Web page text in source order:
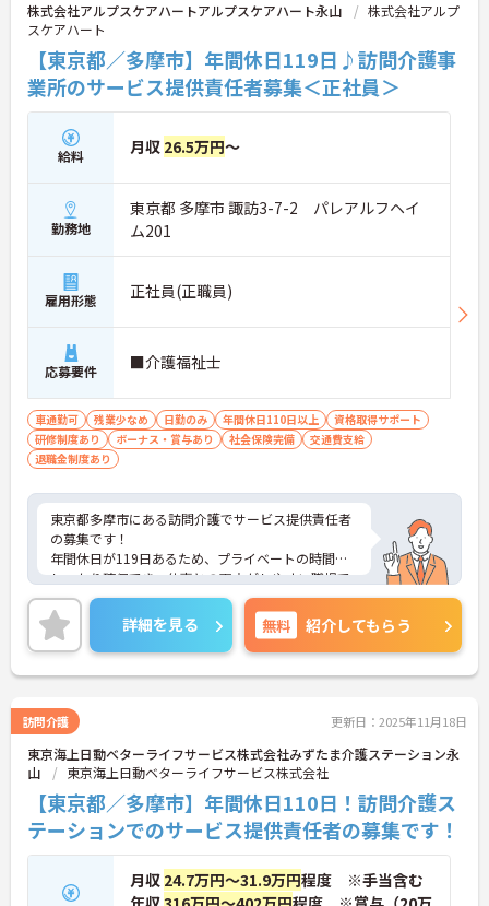
株式会社アルプスケアハートアルプスケアハート永山
株式会社アルプ
スケアハート
【東京都／多摩市】年間休日119日♪訪問介護事
業所のサービス提供責任者募集＜正社員＞
給料 月収 26.5万円～
勤務地
東京都 多摩市 諏訪3-7-2 パレアルフヘイ
ム201
雇用形態 正社員(正職員)
応募要件 ■介護福祉士
車通勤可 残業少なめ 日勤のみ 年間休日110日以上
資格取得サポート
研修制度あり
ボーナス・賞与あり 社会保険完備
交通費支給
退職金制度あり
東京都多摩市にある訪問介護でサービス提供責任者
の募集です！
年間休日が119日あるため、プライベートの時間を
しっかり確保でき、仕事との両立がしやすい職場で
す◎
また、福利厚生も充実しており、安心して働きやす
い環境が整っています！
ご興味ある方は面接ポイントをお伝えしますので、
お気軽にご連絡ください。
詳細を見る 無料 紹介してもらう
訪問介護 更新日：2025年11月18日
東京海上日動ベターライフサービス株式会社みずたま介護ステーション永
山
東京海上日動ベターライフサービス株式会社
【東京都／多摩市】年間休日110日！訪問介護ス
テーションでのサービス提供責任者の募集です！
月収 24.7万円～31.9万円程度 ※手当含む